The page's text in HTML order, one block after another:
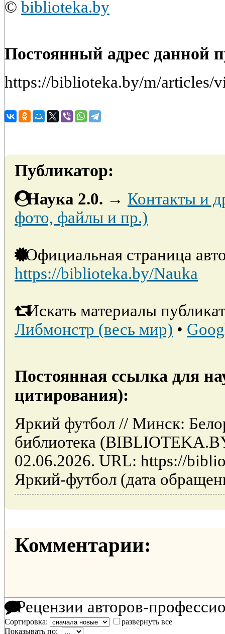
© biblioteka.by
Постоянный адрес данной
https://biblioteka.by/m/articles/
Публикатор:
Наука 2.0. → Контакты и
фото, файлы и пр.)
Официальная страница
https://biblioteka.by/Nauka
Искать материалы
Либмонстр (весь мир) •
Постоянная ссылка для
цитирования):
Яркий футбол // Минск:
библиотека
02.06.2026. URL: https://
Яркий-футбол (дата
Комментарии:
Рецензии авторов-
Сортировка:
развернуть все
Показывать по: